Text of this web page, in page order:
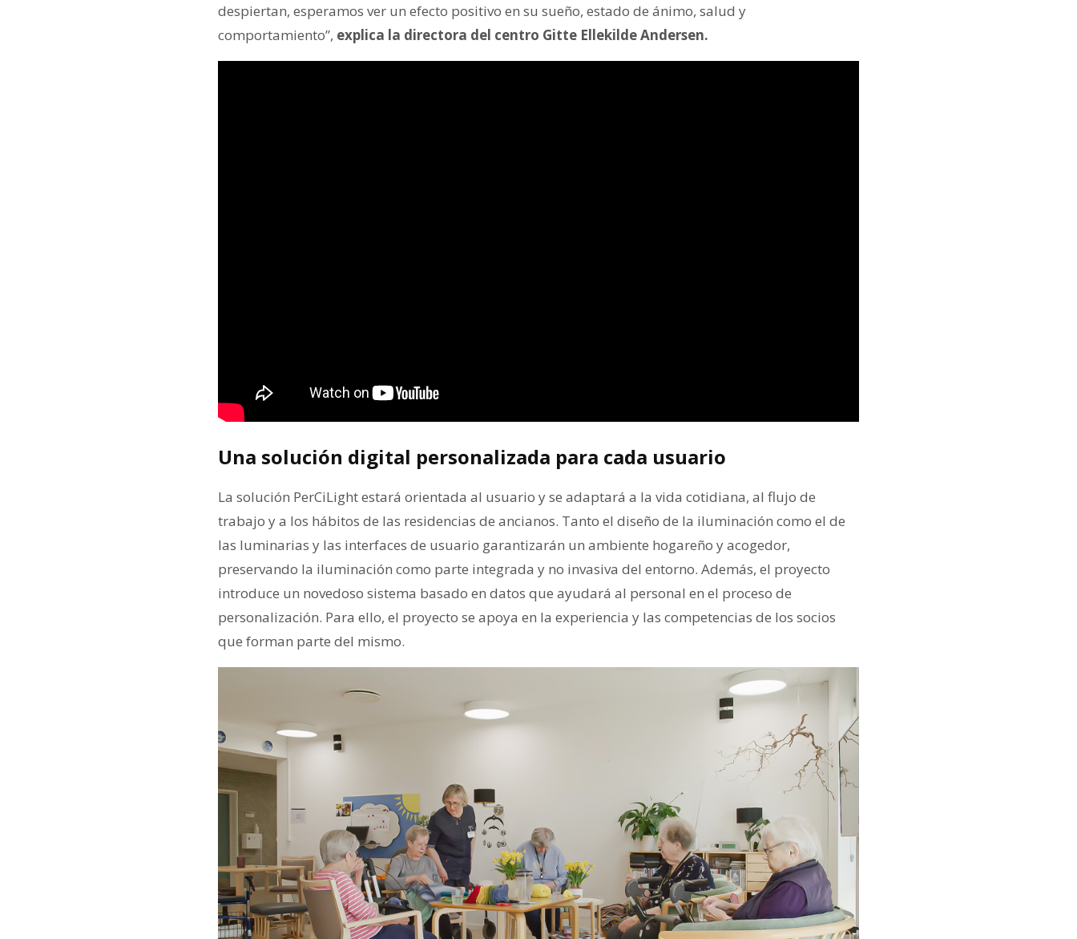
despiertan, esperamos ver un efecto positivo en su sueño, estado de ánimo, salud y
comportamiento”, explica la directora del centro Gitte Ellekilde Andersen.
Una solución digital personalizada para cada usuario
La solución PerCiLight estará orientada al usuario y se adaptará a la vida cotidiana, al flujo de
trabajo y a los hábitos de las residencias de ancianos. Tanto el diseño de la iluminación como el de
las luminarias y las interfaces de usuario garantizarán un ambiente hogareño y acogedor,
preservando la iluminación como parte integrada y no invasiva del entorno. Además, el proyecto
introduce un novedoso sistema basado en datos que ayudará al personal en el proceso de
personalización. Para ello, el proyecto se apoya en la experiencia y las competencias de los socios
que forman parte del mismo.